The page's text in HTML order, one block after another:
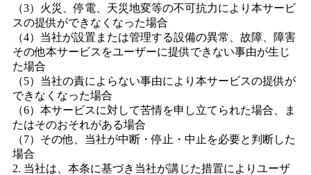
（3）火災、停電、天災地変等の不可抗力により本サービ
スの提供ができなくなった場合
（4）当社が設置または管理する設備の異常、故障、障害
その他本サービスをユーザーに提供できない事由が生じ
た場合
（5）当社の責によらない事由により本サービスの提供が
できなくなった場合
（6）本サービスに対して苦情を申し立てられた場合、ま
たはそのおそれがある場合
（7）その他、当社が中断・停止・中止を必要と判断した
場合
2. 当社は、本条に基づき当社が講じた措置によりユーザ